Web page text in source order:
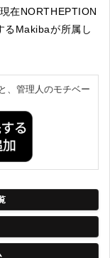
在NORTHEPTION
るMakibaが所属し
、管理人のモチベー